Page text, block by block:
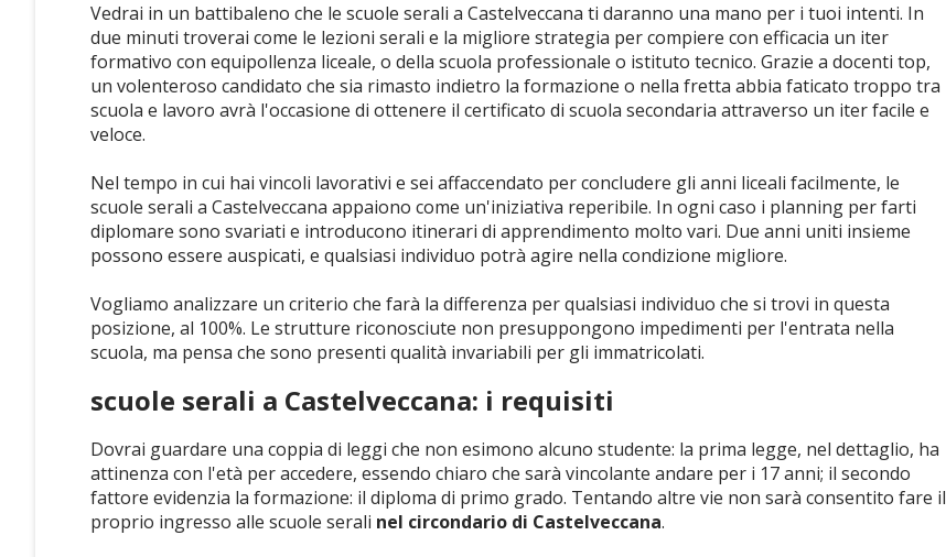
Vedrai in un battibaleno che le scuole serali a Castelveccana ti daranno una mano per i tuoi intenti. In
due minuti troverai come le lezioni serali e la migliore strategia per compiere con efficacia un iter
formativo con equipollenza liceale, o della scuola professionale o istituto tecnico. Grazie a docenti top,
un volenteroso candidato che sia rimasto indietro la formazione o nella fretta abbia faticato troppo tra
scuola e lavoro avrà l'occasione di ottenere il certificato di scuola secondaria attraverso un iter facile e
veloce.
Nel tempo in cui hai vincoli lavorativi e sei affaccendato per concludere gli anni liceali facilmente, le
scuole serali a Castelveccana appaiono come un'iniziativa reperibile. In ogni caso i planning per farti
diplomare sono svariati e introducono itinerari di apprendimento molto vari. Due anni uniti insieme
possono essere auspicati, e qualsiasi individuo potrà agire nella condizione migliore.
Vogliamo analizzare un criterio che farà la differenza per qualsiasi individuo che si trovi in questa
posizione, al 100%. Le strutture riconosciute non presuppongono impedimenti per l'entrata nella
scuola, ma pensa che sono presenti qualità invariabili per gli immatricolati.
scuole serali a Castelveccana: i requisiti
Dovrai guardare una coppia di leggi che non esimono alcuno studente: la prima legge, nel dettaglio, ha
attinenza con l'età per accedere, essendo chiaro che sarà vincolante andare per i 17 anni; il secondo
fattore evidenzia la formazione: il diploma di primo grado. Tentando altre vie non sarà consentito fare il
proprio ingresso alle scuole serali nel circondario di Castelveccana.